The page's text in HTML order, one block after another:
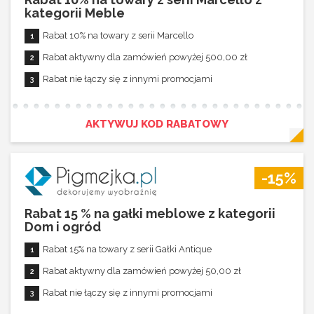
Rabat aktywny dla zamówień powyżej 50,00 zł
Rabat nie łączy się z innymi promocjami
kategorii Meble
Rabat 10% na towary z serii Marcello
Rabat aktywny dla zamówień powyżej 500,00 zł
Rabat nie łączy się z innymi promocjami
AKTYWUJ KOD RABATOWY
-15%
Rabat 15 % na gałki meblowe z kategorii
Dom i ogród
Rabat 15% na towary z serii Gałki Antique
Rabat aktywny dla zamówień powyżej 50,00 zł
Rabat nie łączy się z innymi promocjami